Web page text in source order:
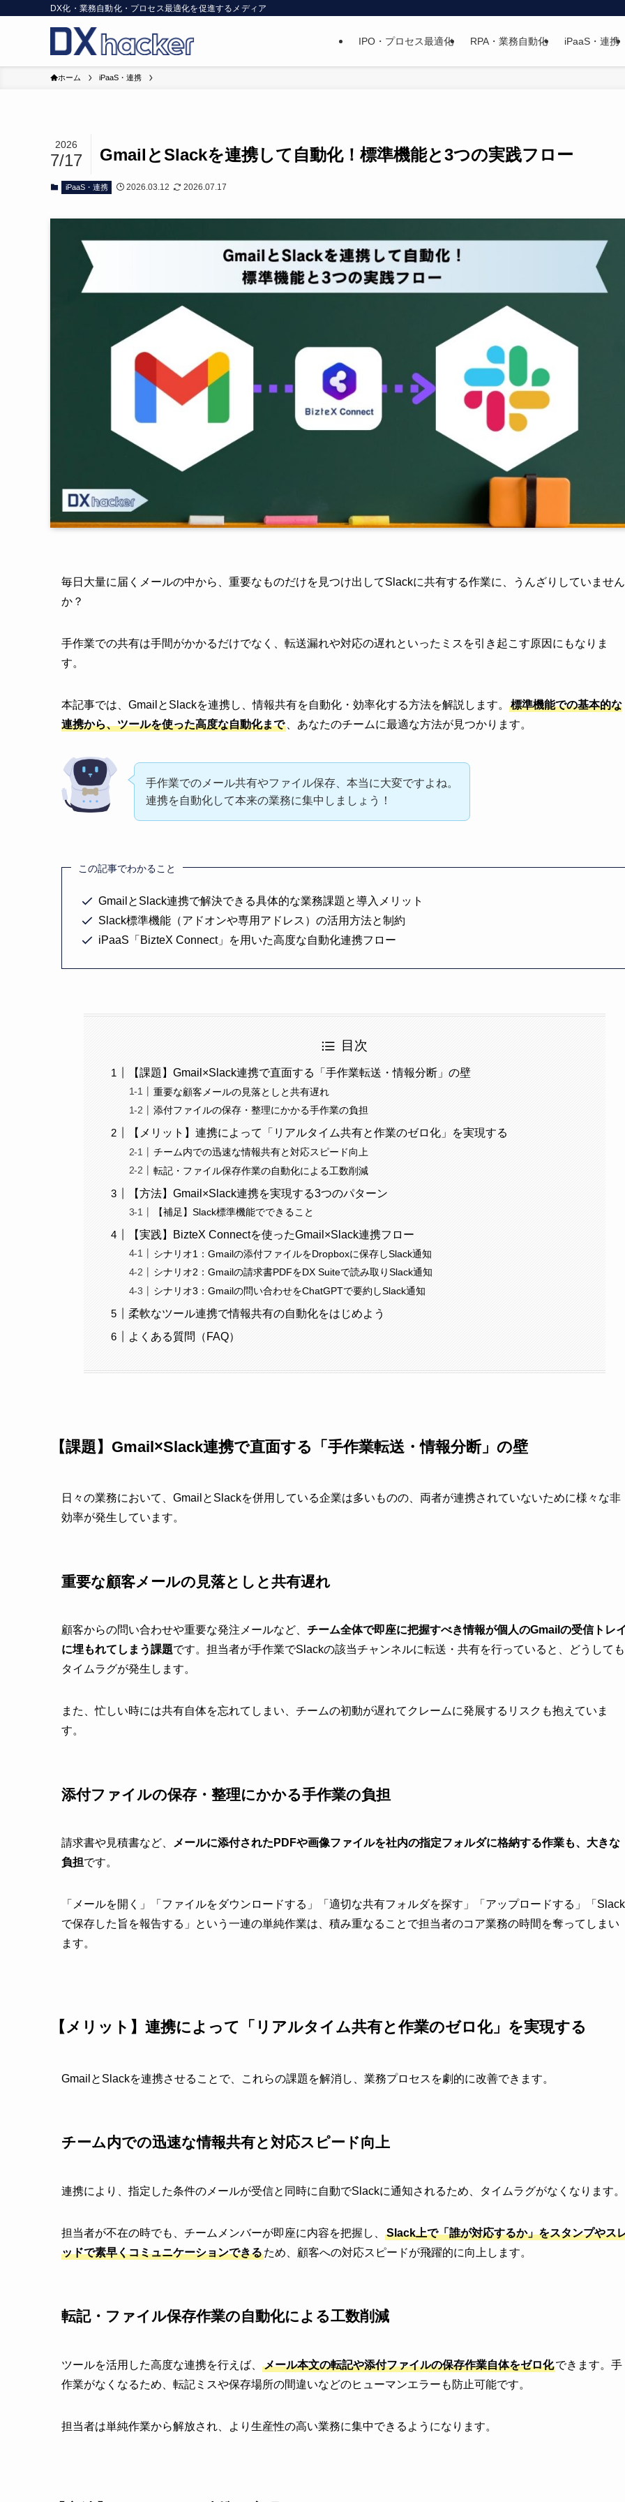
DX化・業務自動化・プロセス最適化を促進するメディア
IPO・プロセス最適化 RPA・業務自動化 iPaaS・連携
ホーム iPaaS・連携
GmailとSlackを連携して自動化！標準機能と3つの実践フロー
2026
7/17
iPaaS・連携 2026.03.12 2026.07.17
毎日大量に届くメールの中から、重要なものだけを見つけ出してSlackに共有する作業に、うんざりしていません
か？
手作業での共有は手間がかかるだけでなく、転送漏れや対応の遅れといったミスを引き起こす原因にもなりま
す。
本記事では、GmailとSlackを連携し、情報共有を自動化・効率化する方法を解説します。
標準機能での基本的な
連携から、ツールを使った高度な自動化まで 、あなたのチームに最適な方法が見つかります。
手作業でのメール共有やファイル保存、本当に大変ですよね。
連携を自動化して本来の業務に集中しましょう！
この記事でわかること
GmailとSlack連携で解決できる具体的な業務課題と導入メリット
Slack標準機能（アドオンや専用アドレス）の活用方法と制約
iPaaS「BizteX Connect」を用いた高度な自動化連携フロー
目次
【課題】Gmail×Slack連携で直面する「手作業転送・情報分断」の壁
重要な顧客メールの見落としと共有遅れ
添付ファイルの保存・整理にかかる手作業の負担
【メリット】連携によって「リアルタイム共有と作業のゼロ化」を実現する
チーム内での迅速な情報共有と対応スピード向上
転記・ファイル保存作業の自動化による工数削減
【方法】Gmail×Slack連携を実現する3つのパターン
【補足】Slack標準機能でできること
【実践】BizteX Connectを使ったGmail×Slack連携フロー
シナリオ1：Gmailの添付ファイルをDropboxに保存しSlack通知
シナリオ2：Gmailの請求書PDFをDX Suiteで読み取りSlack通知
シナリオ3：Gmailの問い合わせをChatGPTで要約しSlack通知
柔軟なツール連携で情報共有の自動化をはじめよう
よくある質問（FAQ）
【課題】Gmail×Slack連携で直面する「手作業転送・情報分断」の壁
日々の業務において、GmailとSlackを併用している企業は多いものの、両者が連携されていないために様々な非
効率が発生しています。
重要な顧客メールの見落としと共有遅れ
顧客からの問い合わせや重要な発注メールなど、 チーム全体で即座に把握すべき情報が個人のGmailの受信トレ
に埋もれてしまう課題です。担当者が手作業でSlackの該当チャンネルに転送・共有を行っていると、どうしても
タイムラグが発生します。
また、忙しい時には共有自体を忘れてしまい、チームの初動が遅れてクレームに発展するリスクも抱えていま
す。
添付ファイルの保存・整理にかかる手作業の負担
請求書や見積書など、
メールに添付されたPDFや画像ファイルを社内の指定フォルダに格納する作業も、大きな
負担です。
「メールを開く」「ファイルをダウンロードする」「適切な共有フォルダを探す」「アップロードする」「Slack
で保存した旨を報告する」という一連の単純作業は、積み重なることで担当者のコア業務の時間を奪ってしまい
ます。
【メリット】連携によって「リアルタイム共有と作業のゼロ化」を実現する
GmailとSlackを連携させることで、これらの課題を解消し、業務プロセスを劇的に改善できます。
チーム内での迅速な情報共有と対応スピード向上
連携により、指定した条件のメールが受信と同時に自動でSlackに通知されるため、タイムラグがなくなります。
担当者が不在の時でも、チームメンバーが即座に内容を把握し、
Slack上で「誰が対応するか」をスタンプやス
ッドで素早くコミュニケーションできるため、顧客への対応スピードが飛躍的に向上します。
転記・ファイル保存作業の自動化による工数削減
ツールを活用した高度な連携を行えば、 メール本文の転記や添付ファイルの保存作業自体をゼロ化できます。手
作業がなくなるため、転記ミスや保存場所の間違いなどのヒューマンエラーも防止可能です。
担当者は単純作業から解放され、より生産性の高い業務に集中できるようになります。